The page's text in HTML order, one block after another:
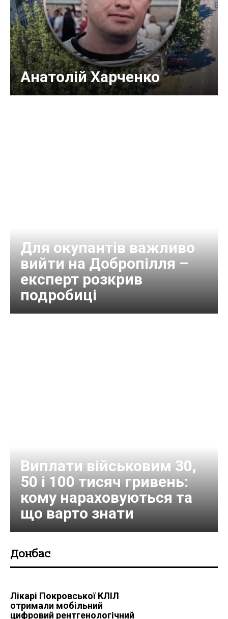
Анатолій Харченко
Для окупантів важливо
вийти на Добропілля –
експерт розкрив
подробиці
Виплати військовим 30,
50 і 100 тисяч гривень:
кому нараховуються та
що варто знати
Донбас
Лікарі Покровської КЛІЛ
отримали мобільний
цифровий рентгенологічний